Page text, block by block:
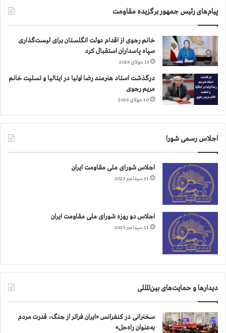
پیام‌های رئیس جمهور برگزیده مقاومت
خانم رجوی از اقدام دولت انگلستان برای لیست‌گذاری
سپاه پاسداران استقبال کرد
13 جولای 2026
درگذشت استاد هنرمند رضا اولیا در ایتالیا و تسلیت خانم
مریم رجوی
10 جولای 2026
اجلاس رسمی شورا
اجلاس شورای ملی مقاومت ایران
11 سپتامبر 2025
اجلاس دو روزه شورای ملی مقاومت ایران
11 سپتامبر 2025
دیدارها و حمایت‌های بین‌المللی
سخنرانی در کنفرانس «ایران فراتر از جنگ، قدرت مردم
به‌عنوان راه‌حل»